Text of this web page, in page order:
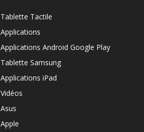
Tablette Tactile
Applications
Applications Android Google Play
Tablette Samsung
Applications iPad
Vidéos
Asus
Apple